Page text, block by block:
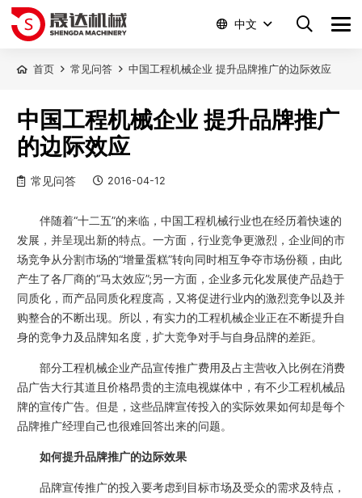
中文
首页 常见问答 中国工程机械企业 提升品牌推广的边际效应
中国工程机械企业 提升品牌推广
的边际效应
常见问答 2016-04-12
伴随着“十二五”的来临，中国工程机械行业也在经历着快速的
发展，并呈现出新的特点。一方面，行业竞争更激烈，企业间的市
场竞争从分割市场的“增量蛋糕”转向同时相互争夺市场份额，由此
产生了各厂商的“马太效应”;另一方面，企业多元化发展使产品趋于
同质化，而产品同质化程度高，又将促进行业内的激烈竞争以及并
购整合的不断出现。所以，有实力的工程机械企业正在不断提升自
身的竞争力及品牌知名度，扩大竞争对手与自身品牌的差距。
部分工程机械企业产品宣传推广费用及占主营收入比例在消费
品广告大行其道且价格昂贵的主流电视媒体中，有不少工程机械品
牌的宣传广告。但是，这些品牌宣传投入的实际效果如何却是每个
品牌推广经理自己也很难回答出来的问题。
如何提升品牌推广的边际效果
品牌宣传推广的投入要考虑到目标市场及受众的需求及特点，